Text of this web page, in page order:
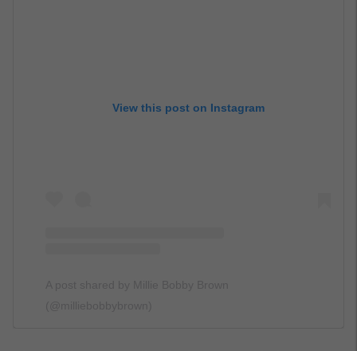
View this post on Instagram